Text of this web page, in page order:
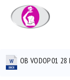
OB VODOP01